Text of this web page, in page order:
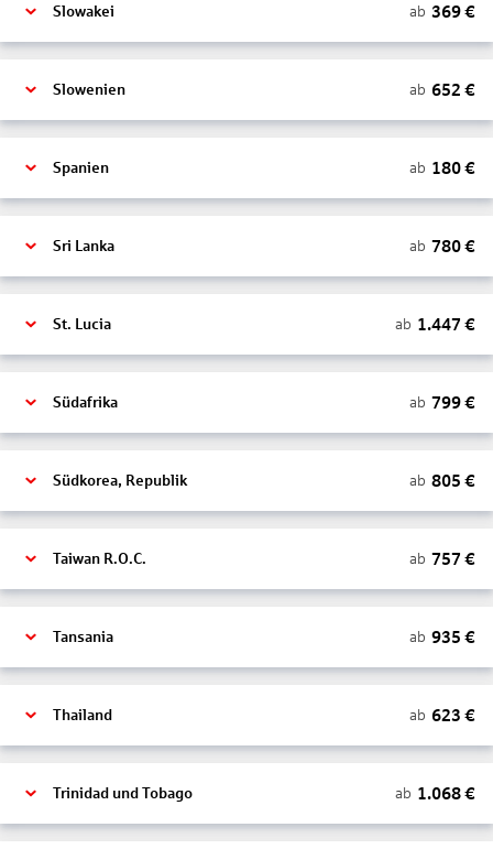
Slowakei ab 369€
Slowenien ab 652 €
Spanien ab 180€
Sri Lanka ab 780€
St. Lucia ab 1.447 €
Südafrika ab 799€
Südkorea, Republik ab 805 €
Taiwan R.O.C. ab 757 €
Tansania ab 935 €
Thailand ab 623 €
Trinidad und Tobago ab 1.068€